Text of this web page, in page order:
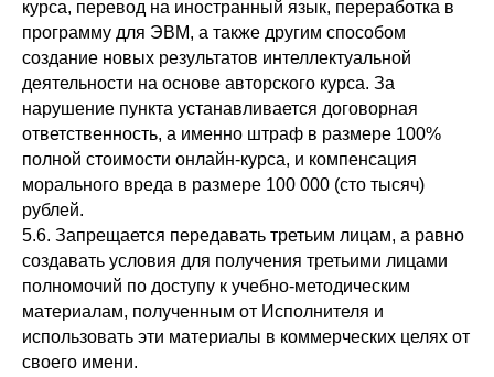
курса, перевод на иностранный язык, переработка в
программу для ЭВМ, а также другим способом
создание новых результатов интеллектуальной
деятельности на основе авторского курса. За
нарушение пункта устанавливается договорная
ответственность, а именно штраф в размере 100%
полной стоимости онлайн-курса, и компенсация
морального вреда в размере 100 000 (сто тысяч)
рублей.
5.6. Запрещается передавать третьим лицам, а равно
создавать условия для получения третьими лицами
полномочий по доступу к учебно-методическим
материалам, полученным от Исполнителя и
использовать эти материалы в коммерческих целях от
своего имени.